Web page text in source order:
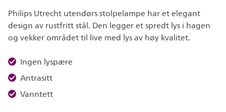
Philips Utrecht utendørs stolpelampe har et elegant
design av rustfritt stål. Den legger et spredt lys i hagen
og vekker området til live med lys av høy kvalitet.
Ingen lyspære
Antrasitt
Vanntett